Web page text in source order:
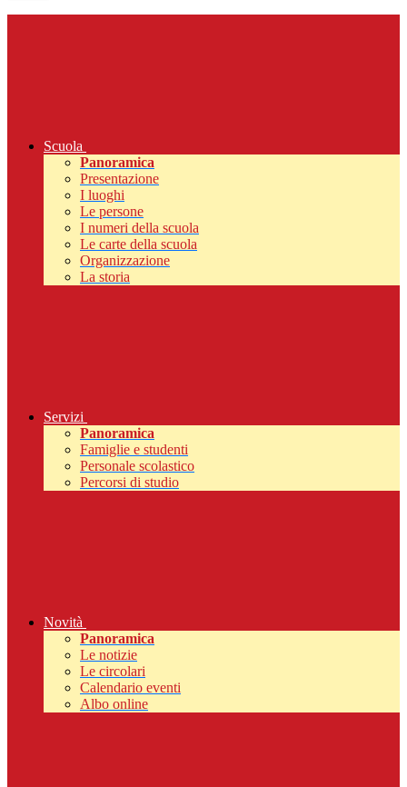
Scuola
Panoramica
Presentazione
I luoghi
Le persone
I numeri della scuola
Le carte della scuola
Organizzazione
La storia
Servizi
Panoramica
Famiglie e studenti
Personale scolastico
Percorsi di studio
Novità
Panoramica
Le notizie
Le circolari
Calendario eventi
Albo online